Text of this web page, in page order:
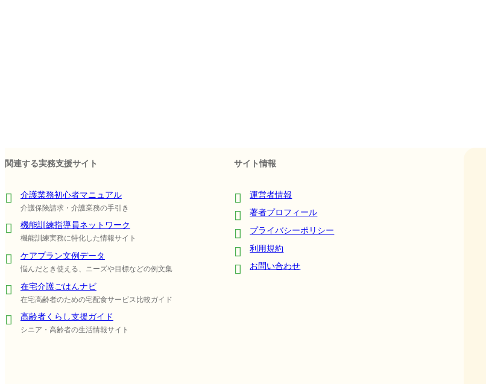
関連する実務支援サイト
介護業務初心者マニュアル
介護保険請求・介護業務の手引き
機能訓練指導員ネットワーク
機能訓練実務に特化した情報サイト
ケアプラン文例データ
悩んだとき使える、ニーズや目標などの例文集
在宅介護ごはんナビ
在宅高齢者のための宅配食サービス比較ガイド
高齢者くらし支援ガイド
シニア・高齢者の生活情報サイト
サイト情報
運営者情報
著者プロフィール
プライバシーポリシー
利用規約
お問い合わせ